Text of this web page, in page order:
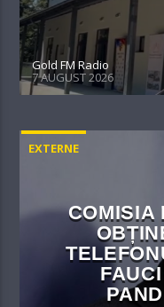
Gold FM Radio
7 AUGUST 2026
EXTERNE
COMISIA